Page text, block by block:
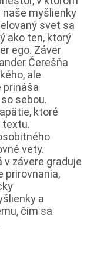
myšlienky
svet sa
ako ten, ktorý
ego. Záver
Čerešňa
ale
prináša
sebou.
ktoré
textu.
vety.
v závere graduje
prirovnania,
a
čím sa